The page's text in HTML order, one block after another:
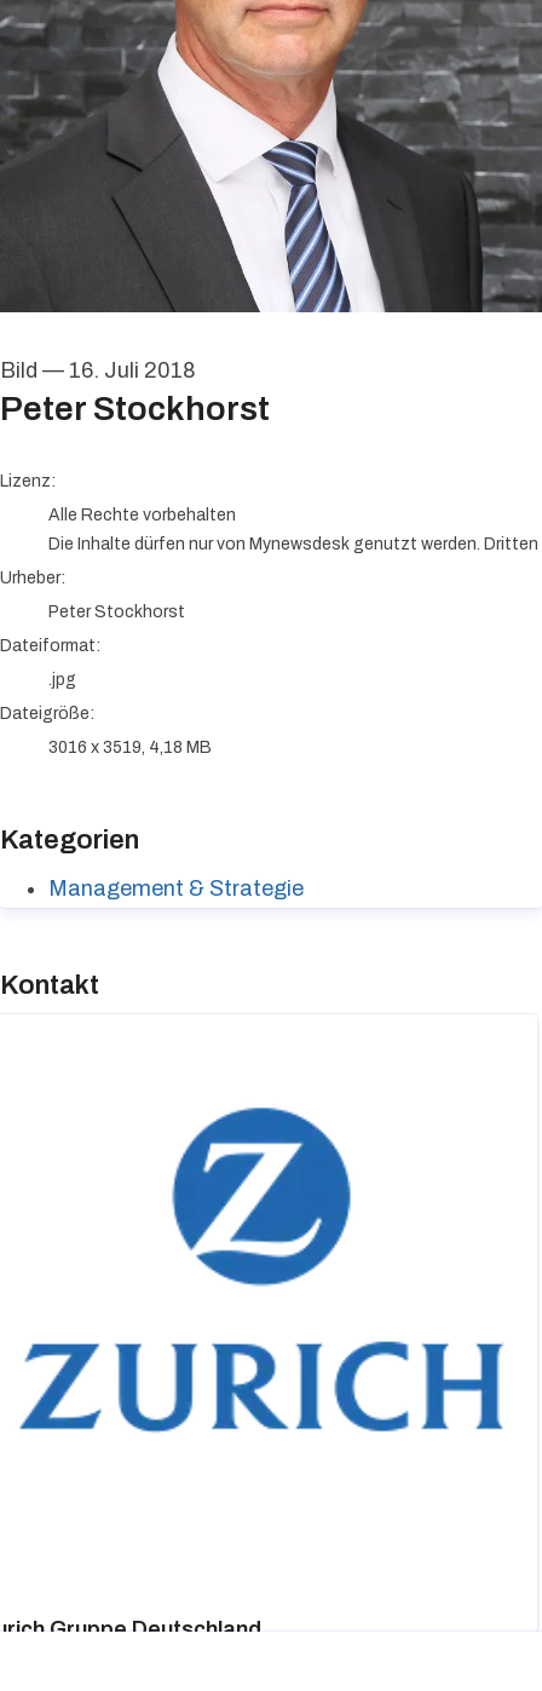
Bild — 16. Juli 2018
Peter Stockhorst
Peter Stockhorst
Lizenz:
Alle Rechte vorbehalten
Die Inhalte dürfen nur von Mynewsdesk genutzt werden.
Urheber:
Peter Stockhorst
Dateiformat:
.jpg
Dateigröße:
3016 x 3519, 4,18 MB
Kategorien
Management & Strategie
Kontakt
Gruppe Deutschland